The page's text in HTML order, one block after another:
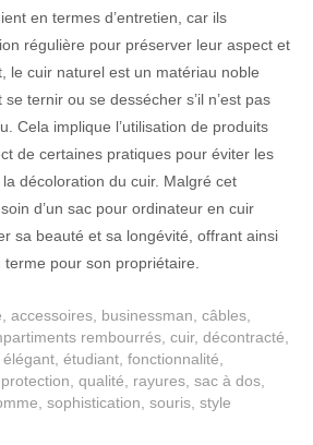
en termes d’entretien, car ils
régulière pour préserver leur aspect et
le cuir naturel est un matériau noble
ternir ou se dessécher s’il n’est pas
Cela implique l’utilisation de produits
de certaines pratiques pour éviter les
décoloration du cuir. Malgré cet
d’un sac pour ordinateur en cuir
sa beauté et sa longévité, offrant ainsi
pour son propriétaire.
accessoires businessman câbles
rembourrés cuir, décontracté
élégant étudiant fonctionnalité
protection qualité rayures sac à dos
sophistication souris style